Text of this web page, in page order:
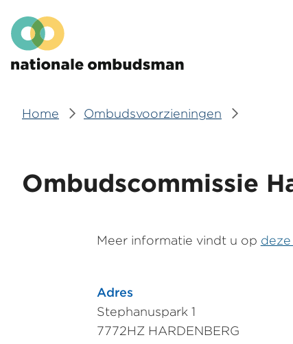
en
naar
de
Hoofdmenu
Home Ombudsvoorzieningen
Ombudscommissie
Meer informatie vindt u op
Adres
Stephanuspark 1
7772HZ HARDENBERG